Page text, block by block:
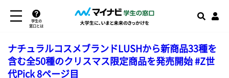
学生の
窓口とは
ナチュラルコスメブランドLUSHから新商品33種を
含む全50種のクリスマス限定商品を発売開始 #Z世
代Pick 8ページ目